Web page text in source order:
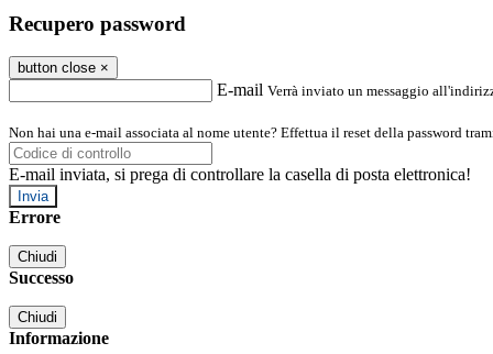
Recupero password
button close ×
E-mail Verrà inviato un messaggio
Non hai una e-mail associata al nome utente? Effettua il reset della password
E-mail inviata, si prega di controllare la casella di posta elettronica!
Errore
Chiudi
Successo
Chiudi
Informazione